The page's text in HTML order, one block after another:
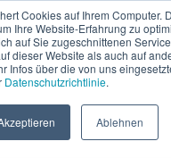
Cookies auf Ihrem Computer.
Ihre Website-Erfahrung zu
auf Sie zugeschnittenen
dieser Website als auch auf
Infos über die von uns
Datenschutzrichtlinie.
Ablehnen